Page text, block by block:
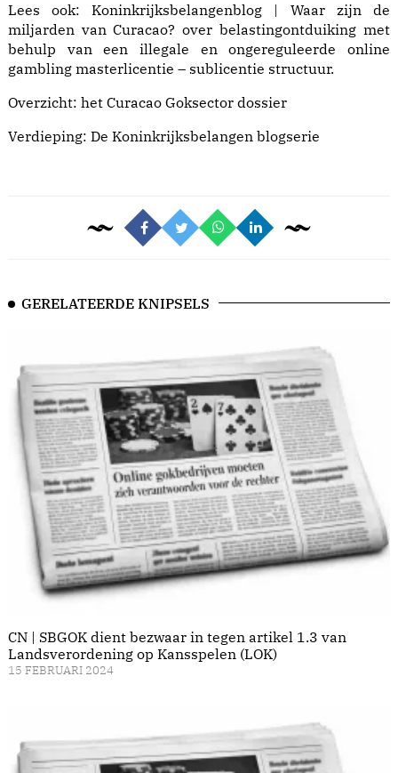
Lees ook: Koninkrijksbelangenblog | Waar zijn de
miljarden van Curacao? over belastingontduiking met
behulp van een illegale en ongereguleerde online
gambling masterlicentie – sublicentie structuur.
Overzicht: het Curacao Goksector dossier
Verdieping: De Koninkrijksbelangen blogserie
GERELATEERDE KNIPSELS
CN | SBGOK dient bezwaar in tegen artikel 1.3 van
Landsverordening op Kansspelen (LOK)
15 FEBRUARI 2024